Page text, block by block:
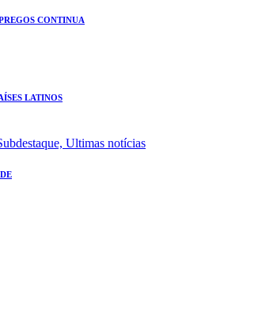
CONTINUA
LATINOS
Ultimas notícias